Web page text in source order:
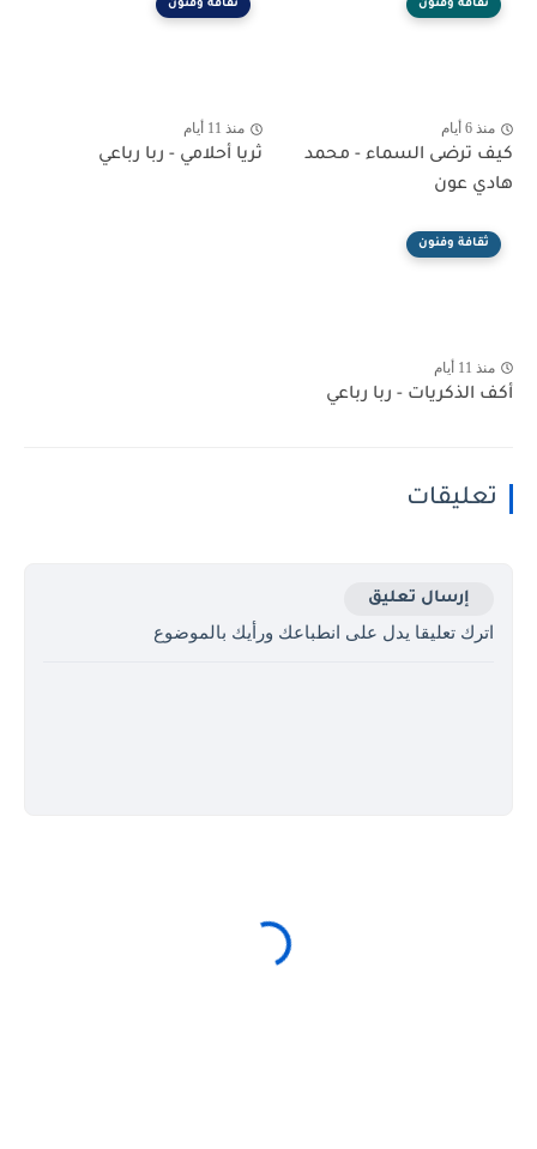
ثقافة وفنون
منذ 6 أيام
كيف ترضى السماء - محمد
هادي عون
ثقافة وفنون
منذ 11 أيام
ثريا أحلامي - ربا رباعي
ثقافة وفنون
منذ 11 أيام
أكف الذكريات - ربا رباعي
تعليقات
إرسال تعليق
اترك تعليقا يدل على انطباعك ورأيك بالموضوع